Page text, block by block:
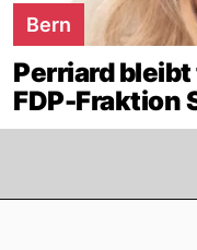
Bern
Perriard
FDP-Fraktion